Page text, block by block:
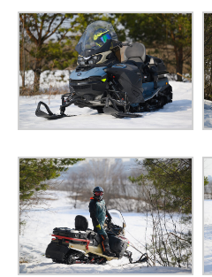
ТОРМОЗНАЯ СИСТЕМА
СТОЯНОЧНЫЙ ТОРМОЗ
ДЛИНА